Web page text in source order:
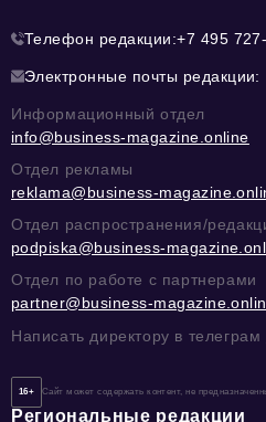
Телефон редакции:+7 495
Электронные почты редакции:
Информационный отдел
info@business-magazine.online
Отдел рекламы
reklama@business-
Отдел распространения/
podpiska@business-
Отдел по работе с партнерами
partner@business-
Написать директору в телеграм
16+ Сайт может содержать контент, не
Региональные редакции